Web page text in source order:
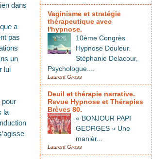
dans
a
pas
un
lui
pour
la
Vaginisme et stratégie
thérapeutique avec
l'hypnose.
10ème Congrès
Hypnose Douleur.
Stéphanie Delacour,
Psychologue....
Laurent Gross
Deuil et thérapie narrative.
Revue Hypnose et Thérapies
Brèves 80.
« BONJOUR PAPI
GEORGES » Une
manièr...
Laurent Gross